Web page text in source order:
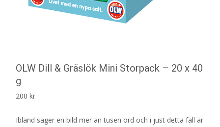
OLW Dill & Gräslök Mini Storpack – 20 x 40
g
200 kr
Ibland säger en bild mer än tusen ord och i just detta fall är